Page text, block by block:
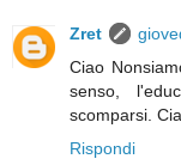
Zret
Ciao
senso,
scomparsi.
Rispondi